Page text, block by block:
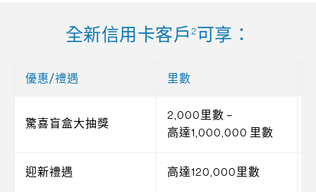
全新信用卡客戶2 可享：
優惠/禮遇 里數
驚喜盲盒大抽獎
2,000里數 –
高達1,000,000 里數
迎新禮遇 高達120,000里數